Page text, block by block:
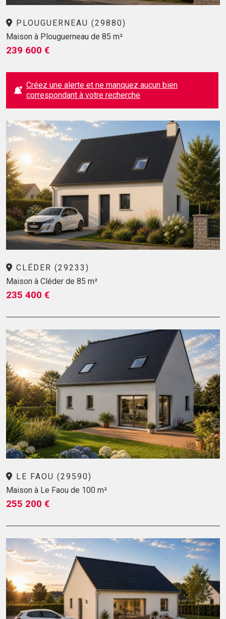
PLOUGUERNEAU (29880)
Maison à Plouguerneau de 85 m²
239 600 €
Créez une alerte et ne manquez aucun bien
correspondant à votre recherche
CLÉDER (29233)
Maison à Cléder de 85 m²
235 400 €
LE FAOU (29590)
Maison à Le Faou de 100 m²
255 200 €